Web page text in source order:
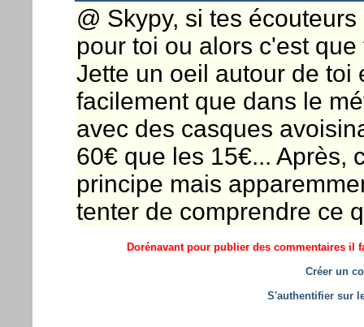
@ Skypy, si tes
pour toi ou alors c'est
Jette un oeil autour de toi
facilement que dans le
avec des casques
60€ que les 15€... Après,
principe mais
tenter de comprendre ce
Dorénavant pour publier des commentaires il
Créer un
S'authentifier sur